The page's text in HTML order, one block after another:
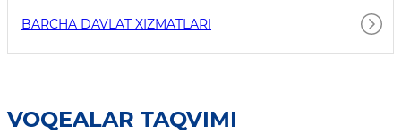
BARCHA DAVLAT XIZMATLARI
VOQEALAR TAQVIMI